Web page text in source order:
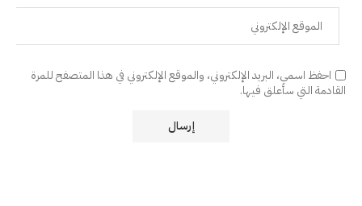
احفظ اسمي، البريد الإلكتروني، والموقع الإلكتروني في هذا المتصفح للمرة
القادمة التي سأعلق فيها.